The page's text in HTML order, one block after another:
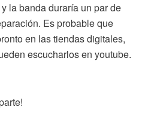
la banda duraría un par de
Es probable que
en las tiendas digitales,
escucharlos en youtube.